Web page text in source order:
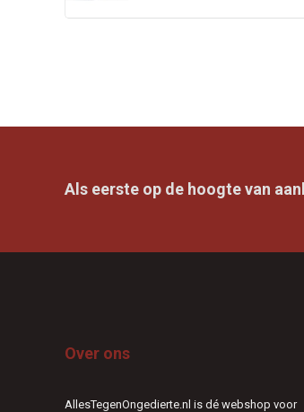
Als eerste op de hoogte van
Over ons
AllesTegenOngedierte.nl is dé webshop voor